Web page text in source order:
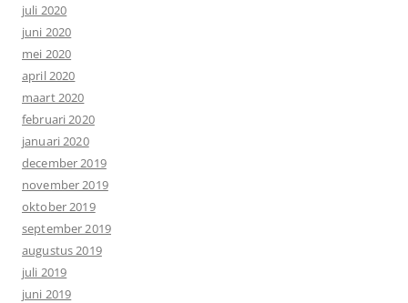
juli 2020
juni 2020
mei 2020
april 2020
maart 2020
februari 2020
januari 2020
december 2019
november 2019
oktober 2019
september 2019
augustus 2019
juli 2019
juni 2019